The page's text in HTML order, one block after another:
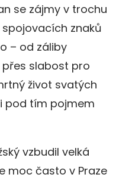
se zájmy v trochu
spojovacích znaků
– od záliby
slabost pro
život svatých
pod tím pojmem
vzbudil velká
moc často v Praze